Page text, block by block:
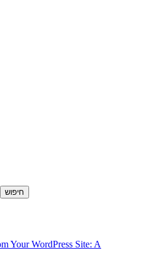
Your WordPress Site: A